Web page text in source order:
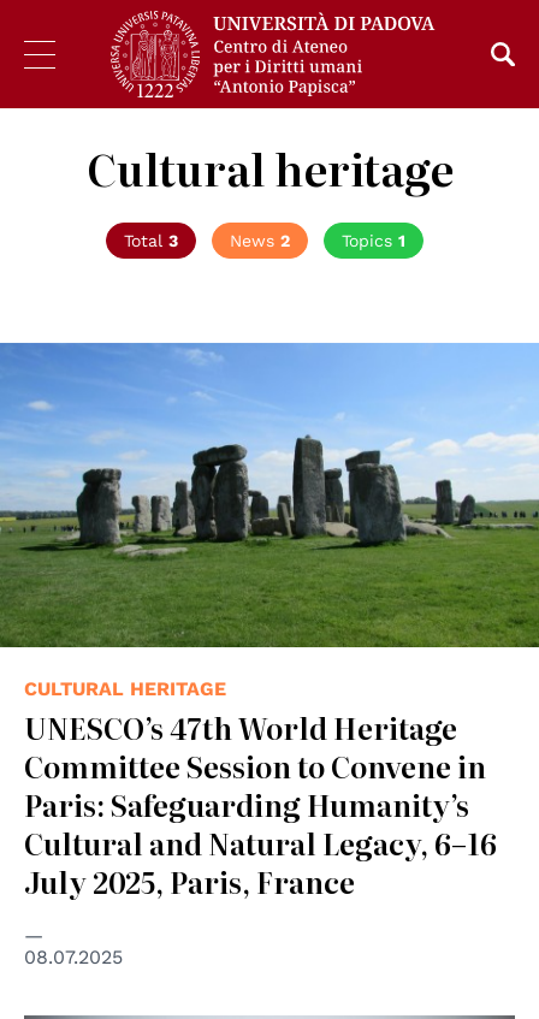
Cultural heritage
Total 3 News 2 Topics 1
© Kimber Nilsson on Unsplash
CULTURAL HERITAGE
UNESCO’s 47th World Heritage
Committee Session to Convene in
Paris: Safeguarding Humanity’s
Cultural and Natural Legacy, 6–16
July 2025, Paris, France
08.07.2025